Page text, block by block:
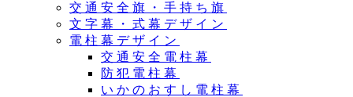
交通安全旗・手持ち旗
文字幕・式幕デザイン
電柱幕デザイン
交通安全電柱幕
防犯電柱幕
いかのおすし電柱幕